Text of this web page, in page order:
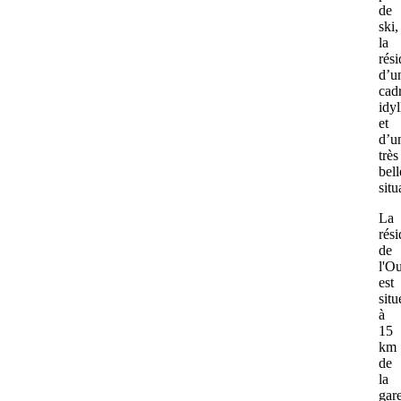
de
ski,
la
et
très
La
de
est
à
15
km
de
la